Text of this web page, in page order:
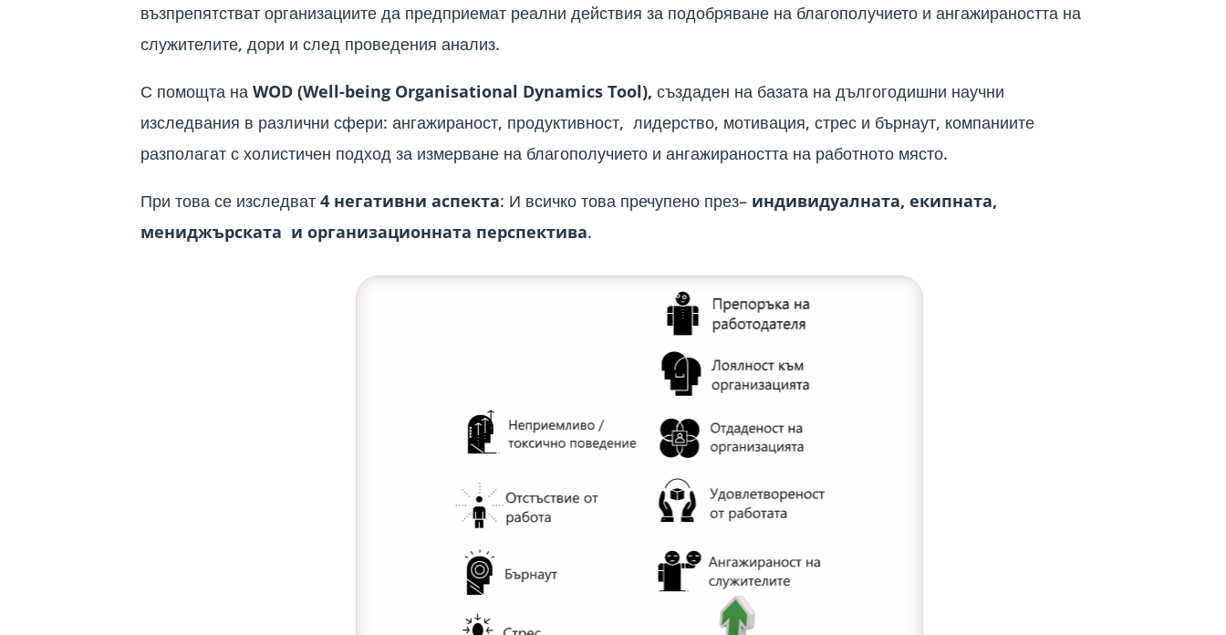
възпрепятстват организациите да предприемат реални действия за подобряване на благополучието и ангажираността на
служителите, дори и след проведения анализ.
С помощта на WOD (Well-being Organisational Dynamics Tool), създаден на базата на дългогодишни научни
изследвания в различни сфери: ангажираност, продуктивност, лидерство, мотивация, стрес и бърнаут, компаниите
разполагат с холистичен подход за измерване на благополучието и ангажираността на работното място.
При това се изследват 4 негативни аспекта: И всичко това пречупено през– индивидуалната, екипната,
мениджърската и организационната перспектива.